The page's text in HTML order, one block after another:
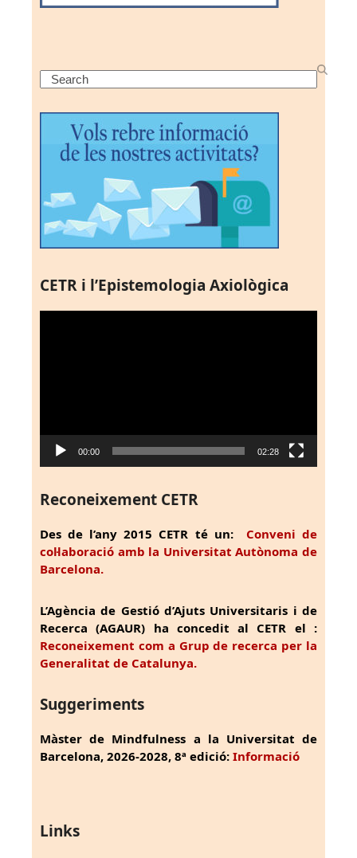
Search
CETR i l’Epistemologia Axiològica
00:00 02:28
Reconeixement CETR
Des de l’any 2015 CETR té un: Conveni de
col·laboració amb la Universitat Autònoma de
Barcelona.
L’Agència de Gestió d’Ajuts Universitaris i de
Recerca (AGAUR) ha concedit al CETR el :
Reconeixement com a Grup de recerca per la
Generalitat de Catalunya.
Suggeriments
Màster de Mindfulness a la Universitat de
Barcelona, 2026-2028, 8ª edició: Informació
Links